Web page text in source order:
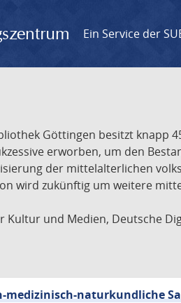
Ein Service der
Göttingen besitzt
erworben, um den
der mittelalterlichen
wird zukünftig um weitere
Kultur und Medien, Deutsche
medizinisch-naturkundliche